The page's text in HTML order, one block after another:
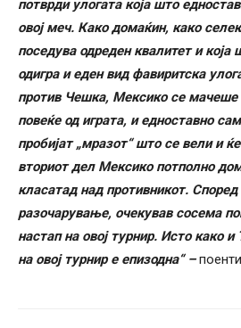
потврди улогата која што
овој меч. Како домаќин, како
поседува одреден квалитет и која
одигра и еден вид фавиритска
против Чешка, Мексико се
повеќе од играта, и едноставно
пробијат „мразот“ што се вели и
вториот дел Мексико потполно
класатад над противникот.
разочарување, очекував сосема
настап на овој турнир. Исто како и
на овој турнир е епизодна“ –